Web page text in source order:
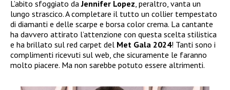
L’abito sfoggiato daJennifer Lopez, peraltro, vanta un
lungo strascico. A completare il tutto un collier tempestato
di diamanti e delle scarpe e borsa color crema. La cantante
ha davvero attirato l’attenzione con questa scelta stilistica
e ha brillato sul red carpet del Met Gala 2024! Tanti sono i
complimenti ricevuti sul web, che sicuramente le faranno
molto piacere. Ma non sarebbe potuto essere altrimenti.